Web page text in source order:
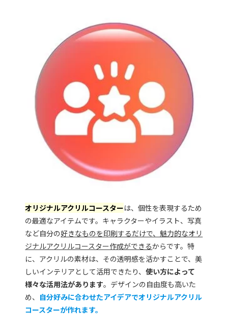
オリジナルアクリルコースターは、個性を表現するため
の最適なアイテムです。キャラクターやイラスト、写真
など自分の好きなものを印刷するだけで、魅力的なオリ
ジナルアクリルコースター作成ができるからです。特
に、アクリルの素材は、その透明感を活かすことで、美
しいインテリアとして活用できたり、使い方によって
様々な活用法があります。デザインの自由度も高いた
め、 自分好みに合わせたアイデアでオリジナルアクリル
コースターが作れます。